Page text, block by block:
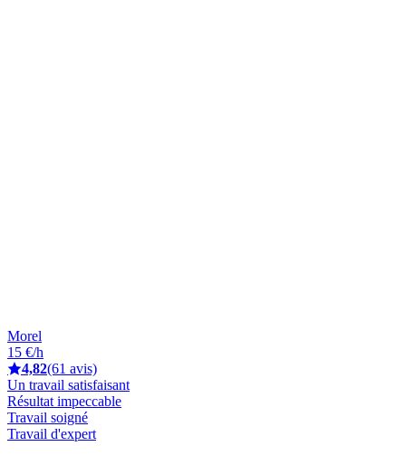
Morel
15 €/h
4,82(61 avis)
Un travail satisfaisant
Résultat impeccable
Travail soigné
Travail d'expert